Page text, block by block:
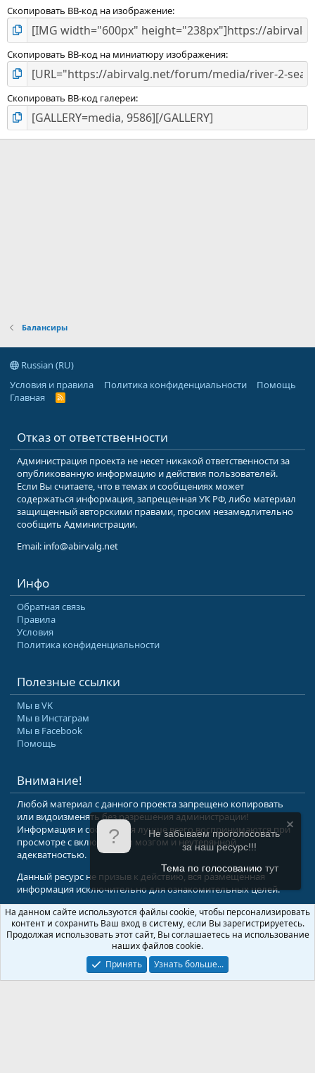
Скопировать BB-код на изображение
Скопировать BB-код на миниатюру изображения
Скопировать BB-код галереи
Балансиры
Russian (RU)
Условия и правила
Политика конфиденциальности
Помощь
Главная
R
Отказ от ответственности
Администрация проекта не несет никакой ответственности за
опубликованную информацию и действия пользователей.
Если Вы считаете, что в темах и сообщениях может
содержаться информация, запрещенная УК РФ, либо материал
защищенный авторскими правами, просим незамедлительно
сообщить Администрации.
Email: info@abirvalg.net
Инфо
Обратная связь
Правила
Условия
Политика конфиденциальности
Полезные ссылки
Мы в VK
Мы в Инстаграм
Мы в Facebook
Помощь
Внимание!
Любой материал с данного проекта запрещено копировать
или видоизменять без разрешения администрации!
Информация и сообщения лучше всего воспринимаются при
просмотре с включенным мозгом и неутерянной
адекватностью.
Данный ресурс не призыв к действию, вся размещенная
информация исключительно для ознакомительных целей.
© 2008-2026 Форум Абырвалг.нет - подводная охота, дайвинг, туризм
Перевод: XenForo.Info
Не забываем проголосовать
за наш ресурс!!!
Тема по голосованию тут
На данном сайте используются файлы cookie, чтобы персонализировать
контент и сохранить Ваш вход в систему, если Вы зарегистрируетесь.
Продолжая использовать этот сайт, Вы соглашаетесь на использование
наших файлов cookie.
Принять
Узнать больше...